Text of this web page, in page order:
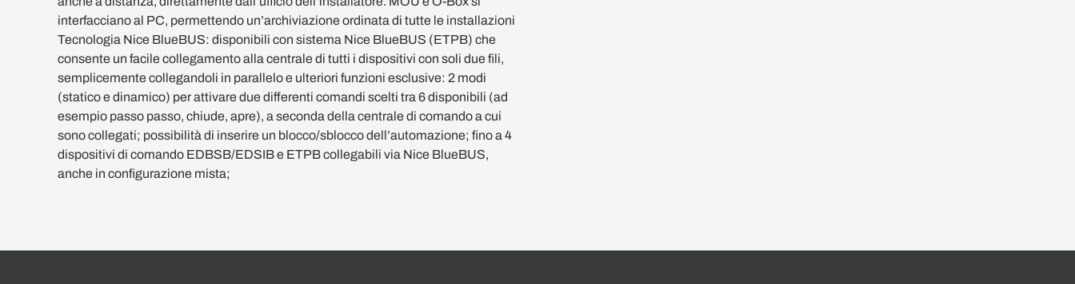
interfacciano al PC, permettendo un’archiviazione ordinata di tutte le installazioni
Tecnologia Nice BlueBUS: disponibili con sistema Nice BlueBUS (ETPB) che
consente un facile collegamento alla centrale di tutti i dispositivi con soli due fili,
semplicemente collegandoli in parallelo e ulteriori funzioni esclusive: 2 modi
(statico e dinamico) per attivare due differenti comandi scelti tra 6 disponibili (ad
esempio passo passo, chiude, apre), a seconda della centrale di comando a cui
sono collegati; possibilità di inserire un blocco/sblocco dell’automazione; fino a 4
dispositivi di comando EDBSB/EDSIB e ETPB collegabili via Nice BlueBUS,
anche in configurazione mista;